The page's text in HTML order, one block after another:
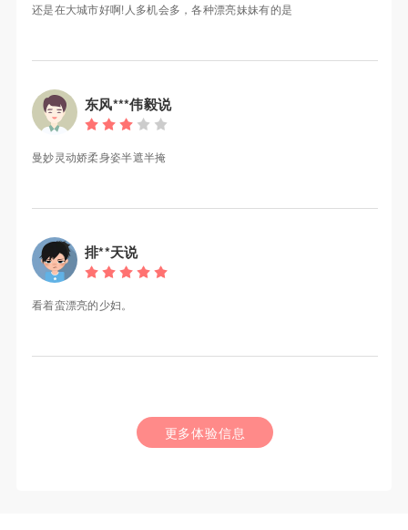
还是在大城市好啊!人多机会多，各种漂亮妹妹有的是
东风***伟毅说
曼妙灵动娇柔身姿半遮半掩
排**天说
看着蛮漂亮的少妇。
更多体验信息